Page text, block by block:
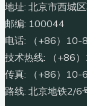
地址: 北京市西城
邮编: 100044
电话: （+86）
技术热线: （+86
传真: （+86）
路线: 北京地铁2/6